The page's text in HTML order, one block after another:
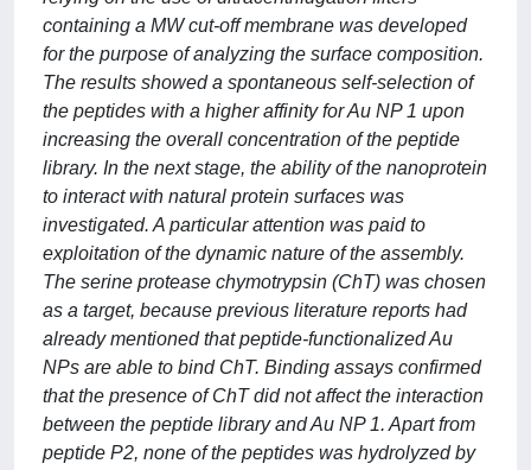
containing a MW cut-off membrane was developed
for the purpose of analyzing the surface composition.
The results showed a spontaneous self-selection of
the peptides with a higher affinity for Au NP 1 upon
increasing the overall concentration of the peptide
library. In the next stage, the ability of the nanoprotein
to interact with natural protein surfaces was
investigated. A particular attention was paid to
exploitation of the dynamic nature of the assembly.
The serine protease chymotrypsin (ChT) was chosen
as a target, because previous literature reports had
already mentioned that peptide-functionalized Au
NPs are able to bind ChT. Binding assays confirmed
that the presence of ChT did not affect the interaction
between the peptide library and Au NP 1. Apart from
peptide P2, none of the peptides was hydrolyzed by